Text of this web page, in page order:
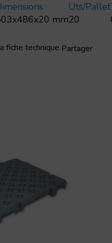
mm
Uts/pallet
20
fiche technique Partager